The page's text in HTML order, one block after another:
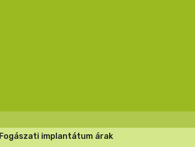
Fogászati implantátum árak